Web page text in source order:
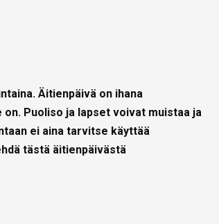
Äitienpäivä on ihana
Puoliso ja lapset voivat muistaa ja
ei aina tarvitse käyttää
tästä äitienpäivästä